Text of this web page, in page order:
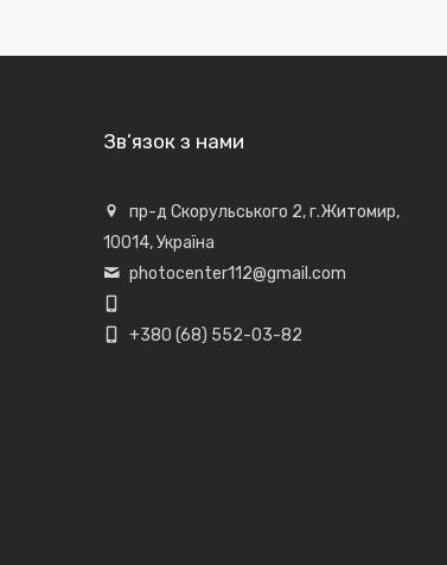
Зв’язок з нами
пр-д Скорульського 2, г.Житомир,
10014, Україна
photocenter112@gmail.com
+380 (68) 552-03-82